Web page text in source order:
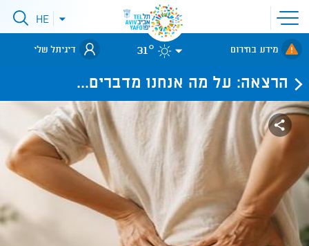
פתיחת
תפריט
אתר
לאתר עיריית
תל-אביב
פתיחתHE
מידע בחירום 31° דיגיתל שלי
הרצאה: על מה אנחנו מדברים...